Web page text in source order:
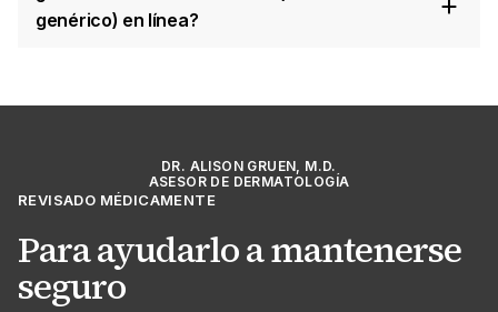
genérico) en línea?
REVISADO MÉDICAMENTE
Para ayudarlo a mantenerse
seguro
DR. ALISON GRUEN, M.D.
ASESOR DE DERMATOLOGÍA